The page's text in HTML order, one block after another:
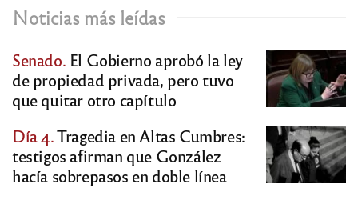
Noticias más leídas
Senado. El Gobierno aprobó la ley
de propiedad privada, pero tuvo
que quitar otro capítulo
Día 4.Tragedia en Altas Cumbres:
testigos afirman que González
hacía sobrepasos en doble línea